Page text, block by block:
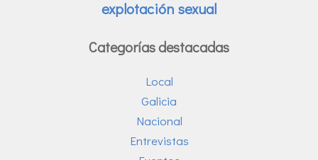
Categorías destacadas
Local
Galicia
Nacional
Entrevistas